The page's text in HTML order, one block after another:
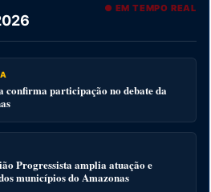
● EM TEMPO REAL
confirma participação no debate da
Progressista amplia atuação e
municípios do Amazonas